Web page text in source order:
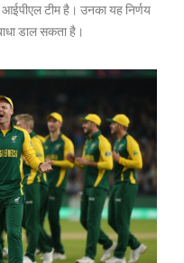
टीम है। उनका यह निर्णय
डाल सकता है।